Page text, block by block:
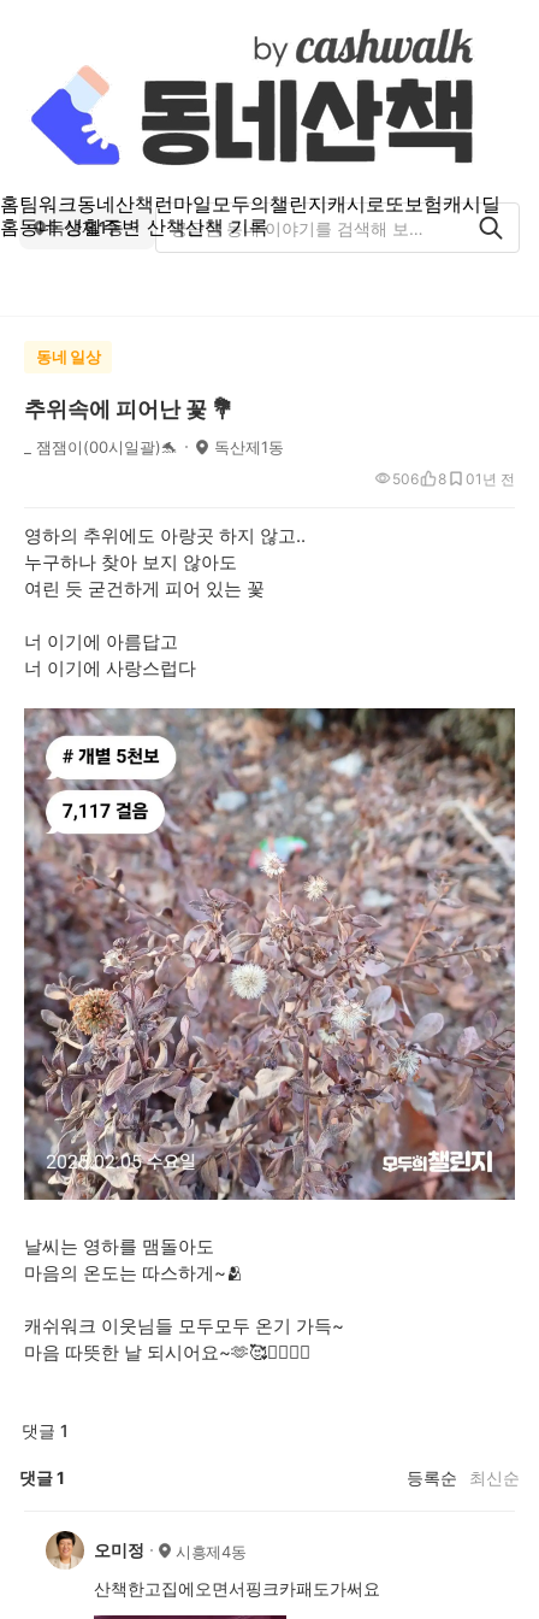
홈팀워크동네산책런마일모두의챌린지캐시로또보험캐시딜
홈동네 생활주변 산책산책 기록
독산제1동
동네 일상
추위속에 피어난 꽃 💐
_ 잼잼이(00시일괄)🐬 독산제1동
1년 전
506 8 0
영하의 추위에도 아랑곳 하지 않고..
누구하나 찾아 보지 않아도
여린 듯 굳건하게 피어 있는 꽃
너 이기에 아름답고
너 이기에 사랑스럽다
날씨는 영하를 맴돌아도
마음의 온도는 따스하게~🫂
캐쉬워크 이웃님들 모두모두 온기 가득~
마음 따뜻한 날 되시어요~🫶🥰🙇‍♀️🙆‍♀️
댓글 1
댓글1 등록순 최신순
오미정 시흥제4동
산책한고집에오면서핑크카패도가써요